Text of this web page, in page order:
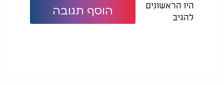
היו הראשונים
להגיב
הוסף תגובה